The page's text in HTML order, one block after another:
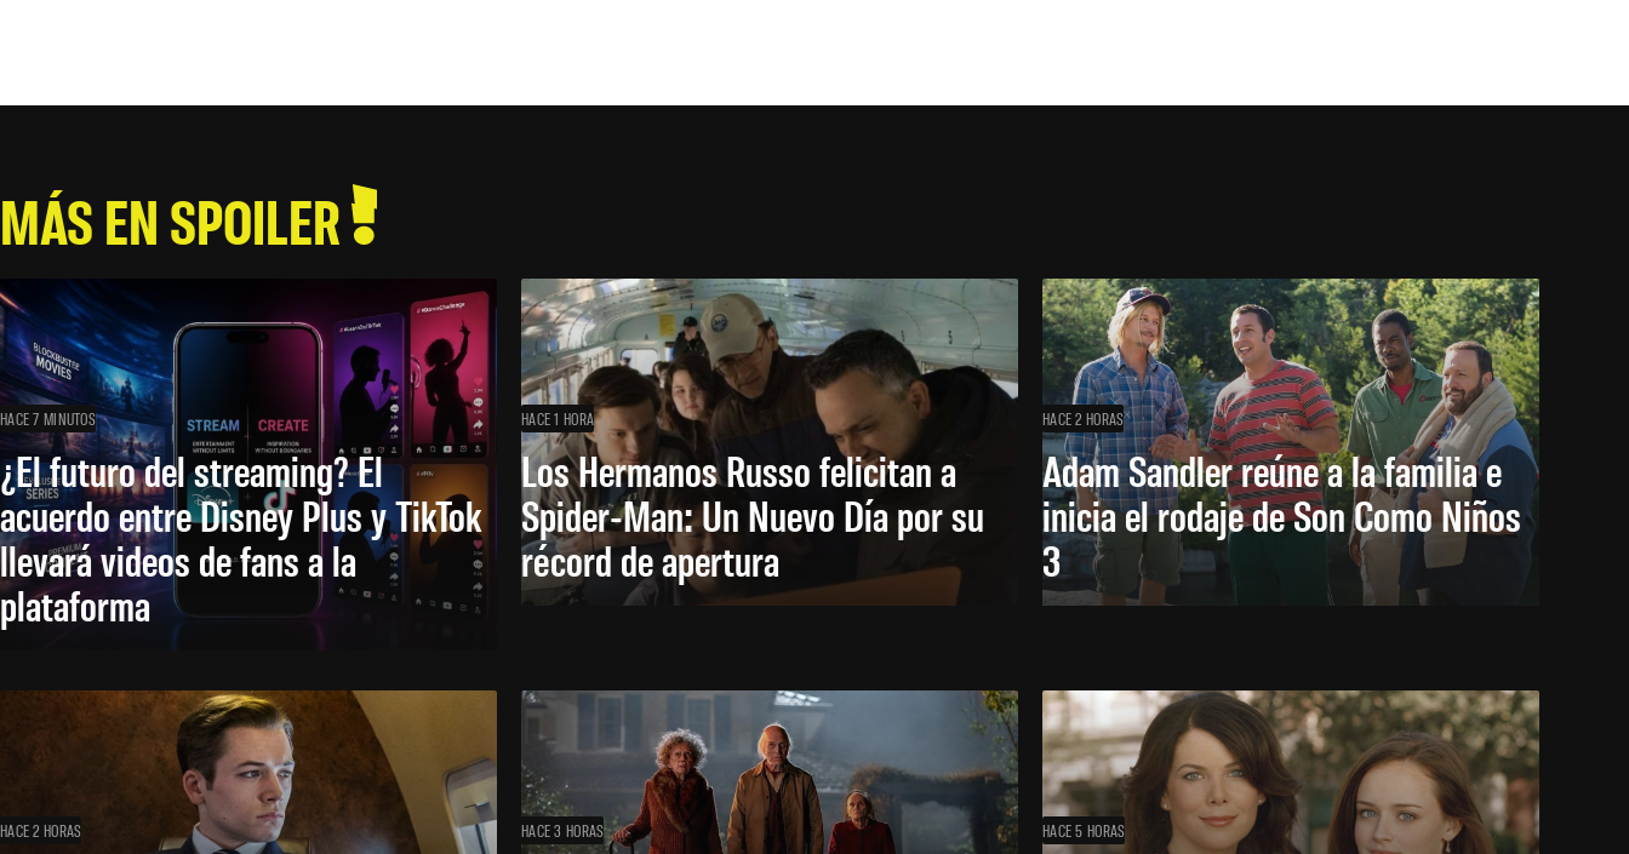
MÁS EN SPOILER
HACE 7 MINUTOS
¿El futuro del streaming? El
acuerdo entre Disney Plus y TikTok
llevará videos de fans a la
plataforma
HACE 1 HORA
Los Hermanos Russo felicitan a
Spider-Man: Un Nuevo Día por su
récord de apertura
HACE 2 HORAS
Adam Sandler reúne a la familia e
inicia el rodaje de Son Como Niños
3
HACE 2 HORAS HACE 3 HORAS HACE 5 HORAS